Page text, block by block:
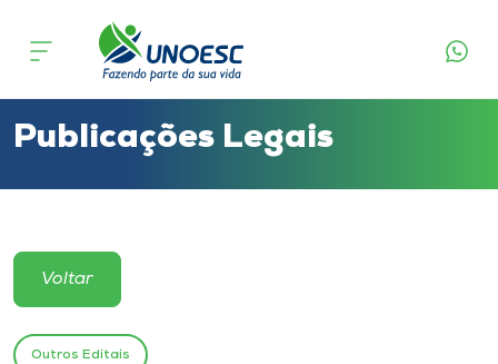
Cursos
Atendimento ao Estudante
Portal de Ensino
Publicações Legais
Voltar
Outros Editais